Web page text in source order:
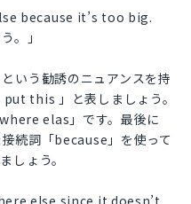
because it’s too big.
。」
いう勧誘のニュアンスを持
this 」と表しましょう。
elas」です。最後に
続詞「because」を使って
しょう。